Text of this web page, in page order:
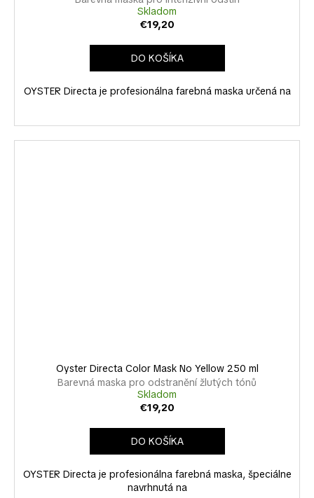
Skladom
€19,20
DO KOŠÍKA
OYSTER Directa je profesionálna farebná maska určená na
Oyster Directa Color Mask No Yellow 250 ml
Barevná maska pro odstranění žlutých tónů
Skladom
€19,20
DO KOŠÍKA
OYSTER Directa je profesionálna farebná maska, špeciálne
navrhnutá na